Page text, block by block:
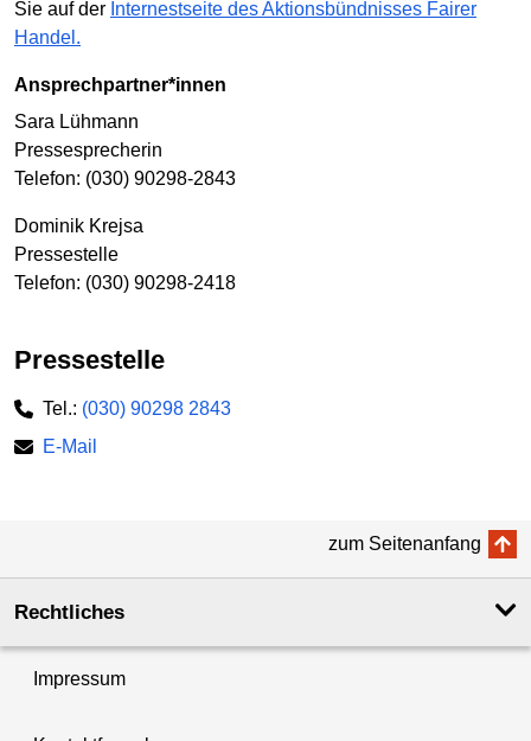
Sie auf der Internestseite des Aktionsbündnisses Fairer
Handel.
Ansprechpartner*innen
Sara Lühmann
Pressesprecherin
Telefon: (030) 90298-2843
Dominik Krejsa
Pressestelle
Telefon: (030) 90298-2418
Pressestelle
Tel.: (030) 90298 2843
E-Mail
zum Seitenanfang
Rechtliches
Impressum